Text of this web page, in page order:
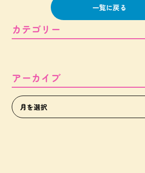
一覧に戻る
カテゴリー
アーカイブ